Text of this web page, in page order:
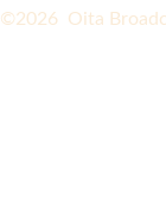
©2026 Oita